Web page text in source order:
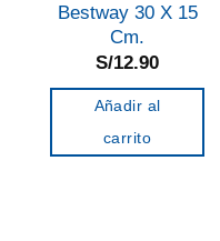
Bestway 30 X 15
Cm.
S/12.90
Añadir al
carrito